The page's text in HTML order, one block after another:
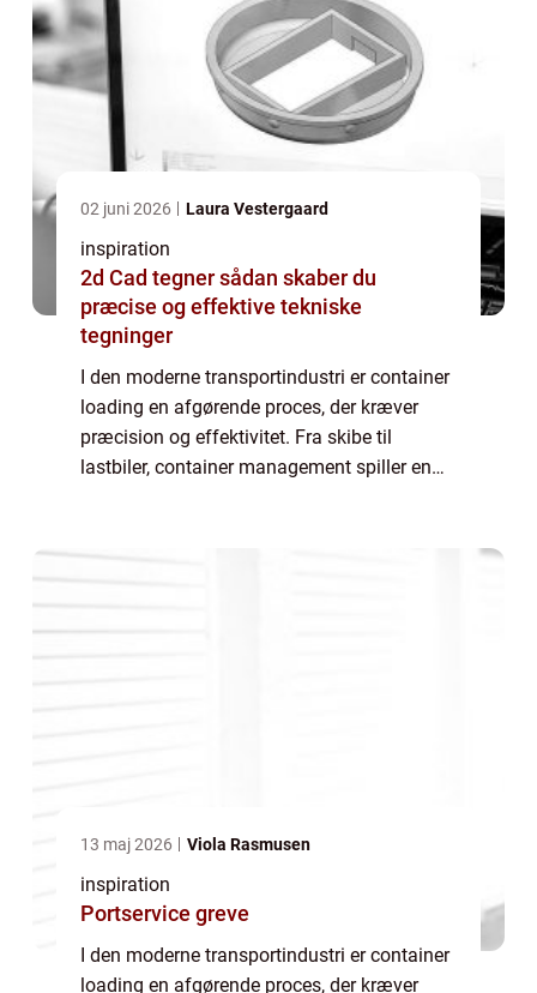
02 juni 2026 Laura Vestergaard
inspiration
2d Cad tegner sådan skaber du
præcise og effektive tekniske
tegninger
I den moderne transportindustri er container
loading en afgørende proces, der kræver
præcision og effektivitet. Fra skibe til
lastbiler, container management spiller en
13 maj 2026 Viola Rasmusen
inspiration
Portservice greve
I den moderne transportindustri er container
loading en afgørende proces, der kræver